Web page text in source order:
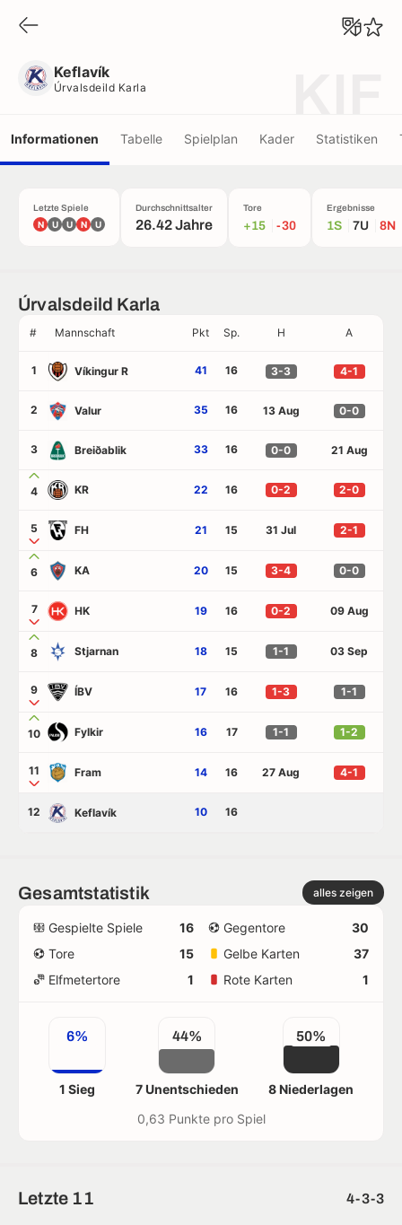
Keflavík
Úrvalsdeild Karla
Informationen Tabelle Spielplan Kader Statistiken
Letzte Spiele
N U U N U
Durchschnittsalter
26.42 Jahre
Tore
+15 -30
Ergebnisse
1S 7U 8N
Úrvalsdeild Karla
# Mannschaft Pkt Sp. H A
1 Víkingur R 41 16 3-3 4-1
2 Valur 35 16 13 Aug 0-0
3 Breiðablik 33 16 0-0 21 Aug
4 KR 22 16 0-2 2-0
5 FH 21 15 31 Jul 2-1
6 KA 20 15 3-4 0-0
7 HK 19 16 0-2 09 Aug
8 Stjarnan 18 15 1-1 03 Sep
9 ÍBV 17 16 1-3 1-1
10 Fylkir 16 17 1-1 1-2
11 Fram 14 16 27 Aug 4-1
12 Keflavík 10 16
Gesamtstatistik alles zeigen
Gespielte Spiele 16 Gegentore
30
Tore
15 Gelbe Karten
37
Elfmetertore
1 Rote Karten 1
6%
1 Sieg
44%
7 Unentschieden
50%
8 Niederlagen
0,63 Punkte pro Spiel
Letzte 11 4-3-3